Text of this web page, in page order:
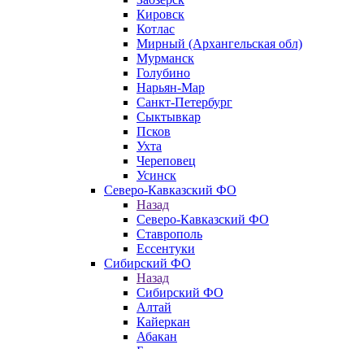
Кировск
Котлас
Мирный (Архангельская обл)
Мурманск
Голубино
Нарьян-Мар
Санкт-Петербург
Сыктывкар
Псков
Ухта
Череповец
Усинск
Северо-Кавказский ФО
Назад
Северо-Кавказский ФО
Ставрополь
Ессентуки
Сибирский ФО
Назад
Сибирский ФО
Алтай
Кайеркан
Абакан